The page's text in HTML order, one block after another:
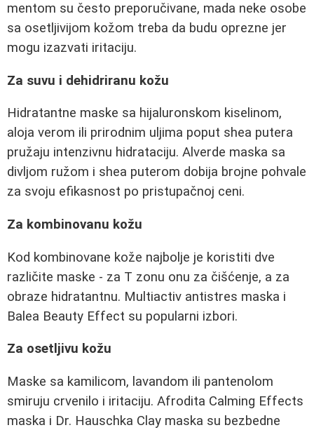
mentom su često preporučivane, mada neke osobe
sa osetljivijom kožom treba da budu oprezne jer
mogu izazvati iritaciju.
Za suvu i dehidriranu kožu
Hidratantne maske sa hijaluronskom kiselinom,
aloja verom ili prirodnim uljima poput shea putera
pružaju intenzivnu hidrataciju. Alverde maska sa
divljom ružom i shea puterom dobija brojne pohvale
za svoju efikasnost po pristupačnoj ceni.
Za kombinovanu kožu
Kod kombinovane kože najbolje je koristiti dve
različite maske - za T zonu onu za čišćenje, a za
obraze hidratantnu. Multiactiv antistres maska i
Balea Beauty Effect su popularni izbori.
Za osetljivu kožu
Maske sa kamilicom, lavandom ili pantenolom
smiruju crvenilo i iritaciju. Afrodita Calming Effects
maska i Dr. Hauschka Clay maska su bezbedne